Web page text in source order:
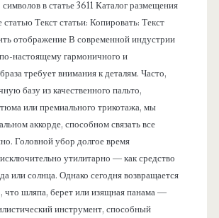
в статье 3611 Каталог размещения
Текст статьи: Копировать: Текст
отображение В современной индустрии
настоящему гармоничного и
требует внимания к деталям. Часто,
базу из качественного пальто,
или премиального трикотажа, мы
аккорде, способном связать все
Головной убор долгое время
утилитарно — как средство
или солнца. Однако сегодня возвращается
что шляпа, берет или изящная панама —
инструмент, способный